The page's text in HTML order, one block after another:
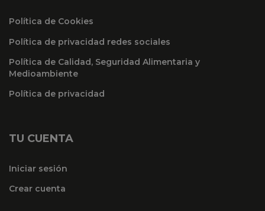
Política de Cookies
Política de privacidad redes sociales
Política de Calidad, Seguridad Alimentaria y
Medioambiente
Política de privacidad
TU CUENTA
Iniciar sesión
Crear cuenta